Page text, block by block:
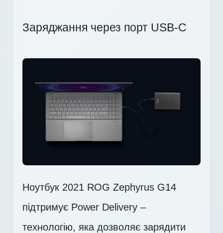
Заряджання через порт USB-C
Ноутбук 2021 ROG Zephyrus G14
підтримує Power Delivery –
технологію, яка дозволяє зарядити